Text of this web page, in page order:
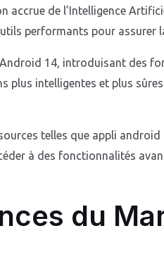
de l’Intelligence
performants pour
14, introduisant des
plus intelligentes et plus
telles que appli
à des fonctionnalités
du